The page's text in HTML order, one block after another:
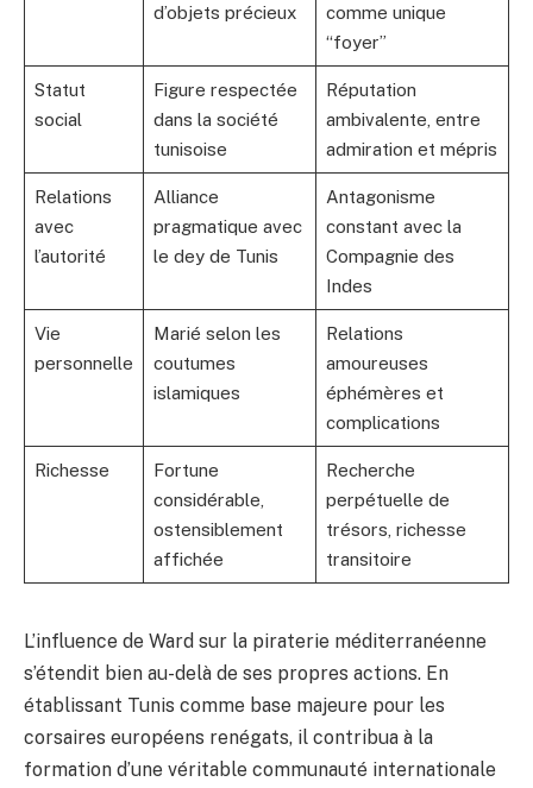
d’objets précieux
comme unique
“foyer”
Statut
social
Figure respectée
dans la société
tunisoise
Réputation
ambivalente, entre
admiration et mépris
Relations
avec
l’autorité
Alliance
pragmatique avec
le dey de Tunis
Antagonisme
constant avec la
Compagnie des
Indes
Vie
personnelle
Marié selon les
coutumes
islamiques
Relations
amoureuses
éphémères et
complications
Richesse
Fortune
considérable,
ostensiblement
affichée
Recherche
perpétuelle de
trésors, richesse
transitoire
L’influence de Ward sur la piraterie méditerranéenne
s’étendit bien au-delà de ses propres actions. En
établissant Tunis comme base majeure pour les
corsaires européens renégats, il contribua à la
formation d’une véritable communauté internationale